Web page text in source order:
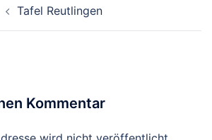
Tafel Reutlingen
Kommentar